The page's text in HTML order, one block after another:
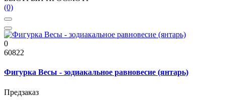
(0)
0
60822
Фигурка Весы - зодиакальное равновесие (янтарь)
Предзаказ